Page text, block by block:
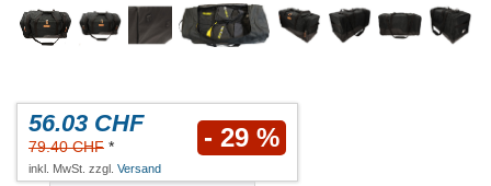
56.03 CHF
79.40 CHF * - 29 %
inkl. MwSt. zzgl. Versand